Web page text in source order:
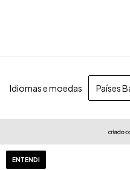
ENTENDI
Idiomas e moedas